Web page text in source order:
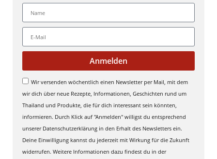
Wir versenden wöchentlich einen Newsletter per Mail, mit dem
wir dich über neue Rezepte, Informationen, Geschichten rund um
Thailand und Produkte, die für dich interessant sein könnten,
informieren. Durch Klick auf "Anmelden" willigst du entsprechend
unserer Datenschutzerklärung in den Erhalt des Newsletters ein.
Deine Einwilligung kannst du jederzeit mit Wirkung für die Zukunft
widerrufen. Weitere Informationen dazu findest du in der
Anmelden